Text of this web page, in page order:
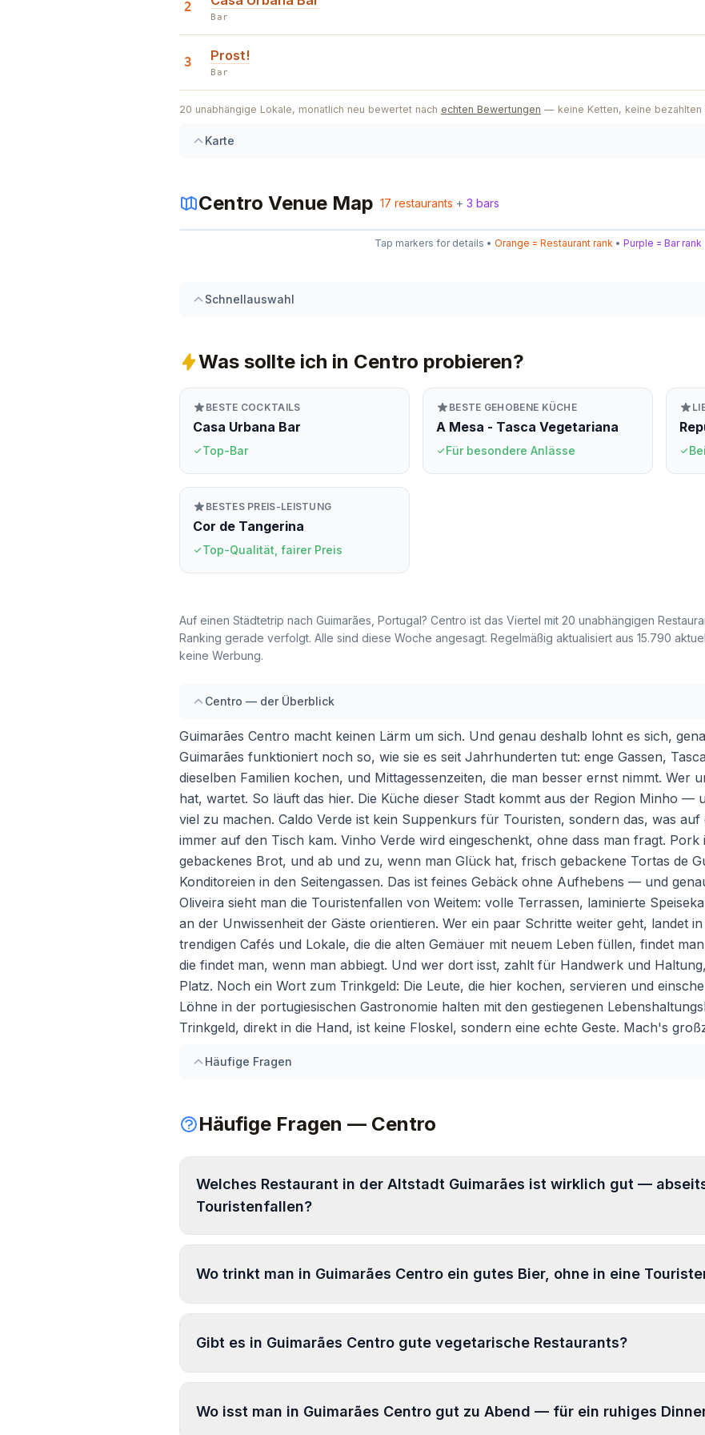
2
Bar
3 Prost!
Bar
20 unabhängige Lokale, monatlich neu bewertet nach echten Bewertungen — keine Ketten, keine bezahlten
Karte
Centro Venue Map 17 restaurants + 3 bars
3
4
13
Tap markers for details • Orange = Restaurant rank • Purple = Bar rank
Schnellauswahl
Was sollte ich in Centro probieren?
BESTE COCKTAILS
Casa Urbana Bar
Top-Bar
BESTE GEHOBENE KÜCHE
A Mesa - Tasca Vegetariana
Für besondere Anlässe
BESTES PREIS-LEISTUNG
Cor de Tangerina
Top-Qualität, fairer Preis
Auf einen Städtetrip nach Guimarães, Portugal? Centro ist das Viertel mit 20 unabhängigen
Ranking gerade verfolgt. Alle sind diese Woche angesagt. Regelmäßig aktualisiert aus 15.790
keine Werbung.
Centro — der Überblick
Guimarães Centro macht keinen Lärm um sich. Und genau deshalb lohnt es sich,
Guimarães funktioniert noch so, wie sie es seit Jahrhunderten tut: enge Gassen,
dieselben Familien kochen, und Mittagessenzeiten, die man besser ernst nimmt. Wer
hat, wartet. So läuft das hier. Die Küche dieser Stadt kommt aus der Region Minho —
viel zu machen. Caldo Verde ist kein Suppenkurs für Touristen, sondern das, was
immer auf den Tisch kam. Vinho Verde wird eingeschenkt, ohne dass man fragt.
gebackenes Brot, und ab und zu, wenn man Glück hat, frisch gebackene Tortas de
Konditoreien in den Seitengassen. Das ist feines Gebäck ohne Aufhebens — und
Oliveira sieht man die Touristenfallen von Weitem: volle Terrassen, laminierte
an der Unwissenheit der Gäste orientieren. Wer ein paar Schritte weiter geht, landet
trendigen Cafés und Lokale, die die alten Gemäuer mit neuem Leben füllen, findet
die findet man, wenn man abbiegt. Und wer dort isst, zahlt für Handwerk und
Platz. Noch ein Wort zum Trinkgeld: Die Leute, die hier kochen, servieren und
Löhne in der portugiesischen Gastronomie halten mit den gestiegenen
Trinkgeld, direkt in die Hand, ist keine Floskel, sondern eine echte Geste. Mach's
Häufige Fragen
Häufige Fragen — Centro
Welches Restaurant in der Altstadt Guimarães ist wirklich gut —
Touristenfallen?
Tasquinha das Canecas
Wo trinkt man in Guimarães Centro ein gutes Bier, ohne in eine
Prost!
Gibt es in Guimarães Centro gute vegetarische Restaurants?
A Mesa - Tasca Vegetariana
Wo isst man in Guimarães Centro gut zu Abend — für ein ruhiges